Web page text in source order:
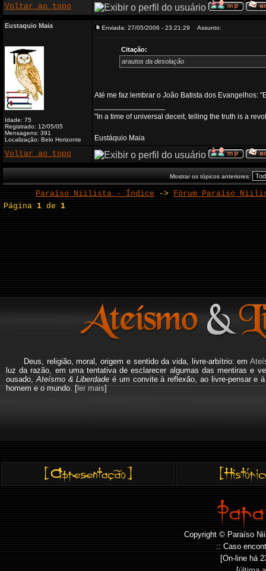
Voltar ao topo
Eustaquio Maia
Idade: 75
Registrado: 12/05/05
Mensagens: 391
Localização: Belo Horizonte
Enviada: 27/05/2006 - 23:21:29 Assunto:
Citação:
arautos da desolação
Até me faz lembrar o João Batista dos Evangelhos:
"In a time of universal deceit, telling the truth is a
Eustáquio Maia
Voltar ao topo
Mostrar os tópicos anteriores:
Paraíso Niilista - Índice -> Fórum Paraíso
Página1 de1
Deus, religião, moral, origem e sentido da vida, livre-arbítrio: em
luz da razão, em uma tentativa de esclarecer algumas das mentiras e
ousado, Ateísmo & Liberdade é um convite à reflexão, ao livre-pensar e
homem e o mundo. [ler mais]
Copyright © Paraíso
:: Caso
[On-line há